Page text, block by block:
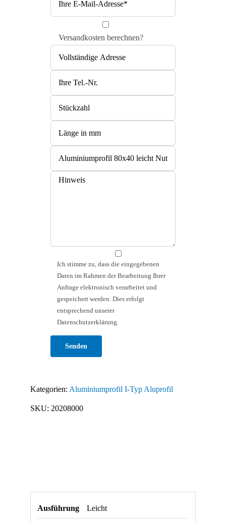
Versandkosten berechnen?
Ich stimme zu, dass die eingegebenen
Daten im Rahmen der Bearbeitung Ihrer
Anfrage elektronisch verarbeitet und
gespeichert werden. Dies erfolgt
entsprechend unserer
Datenschutzerklärung.
Kategorien: Aluminiumprofil I-Typ Aluprofil
SKU: 20208000
Ausführung Leicht